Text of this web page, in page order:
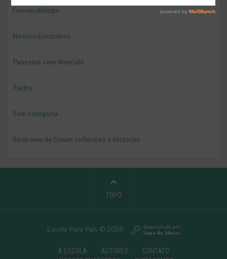
Fonoaudióloga
Nossos Encontros
Passeios com diversão
Pedro
Sem categoria
Síndrome de Down, reflexões e histórias
Escola Para Pais © 2026
A ESCOLA AUTORES
CONTATO
TOPO